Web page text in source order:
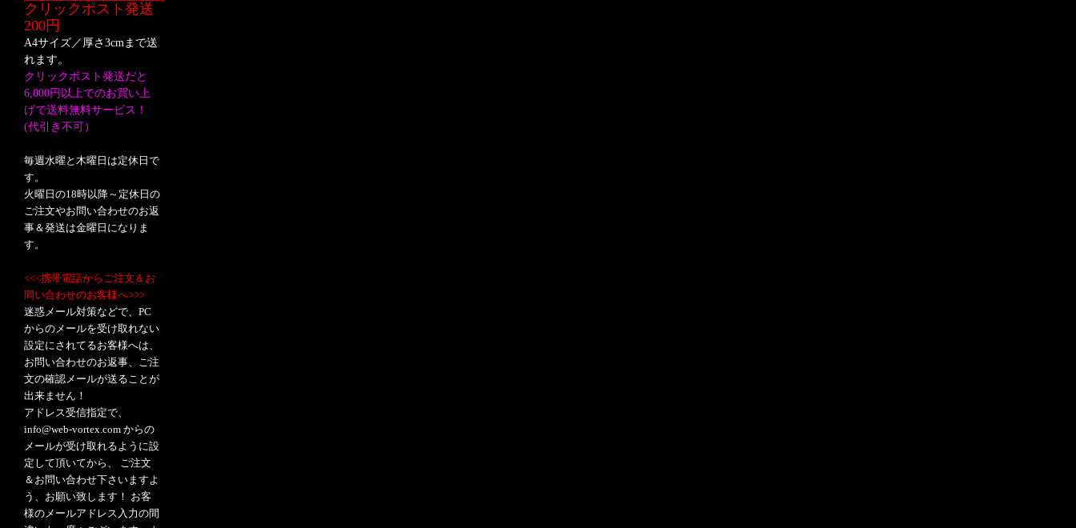
クリックポスト発送
200円
A4サイズ／厚さ3cmまで送
れます。
クリックポスト発送だと
6,000円以上でのお買い上
げで送料無料サービス！
(代引き不可）
毎週水曜と木曜日は定休日で
す。
火曜日の18時以降～定休日の
ご注文やお問い合わせのお返
事＆発送は金曜日になりま
す。
<<<携帯電話からご注文＆お
問い合わせのお客様へ>>>
迷惑メール対策などで、PC
からのメールを受け取れない
設定にされてるお客様へは、
お問い合わせのお返事、ご注
文の確認メールが送ることが
出来ません！
アドレス受信指定で、
info@web-vortex.com からの
メールが受け取れるように設
定して頂いてから、 ご注文
＆お問い合わせ下さいますよ
う、お願い致します！ お客
様のメールアドレス入力の間